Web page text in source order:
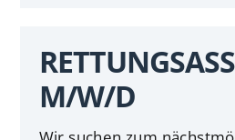
M/W/D